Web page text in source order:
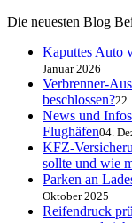
Die neuesten Blog
Kaputtes Auto
Januar 2026
Verbrenner-
beschlossen?22.
News und
Flughäfen04.
KFZ-
sollte und wie
Parken an
Oktober 2025
Reifendruck